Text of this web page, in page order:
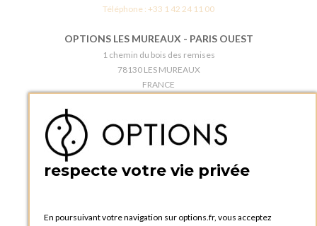
Téléphone : +33 1 42 24 11 00
OPTIONS LES MUREAUX - PARIS OUEST
1 chemin du bois des remises
78130 LES MUREAUX
FRANCE
BOUTIQUE OPTIONS - PARIS 5E
5 quai de la tournelle
FRANCE
OPTIONS ROUEN
respecte votre vie privée
En poursuivant votre navigation sur options.fr, vous acceptez